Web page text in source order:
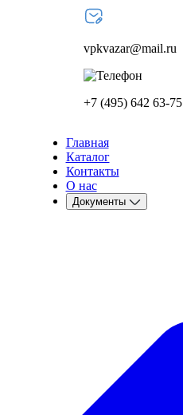
vpkvazar@mail.ru
+7 (495) 642 63-75
Главная
Каталог
Контакты
О нас
Документы